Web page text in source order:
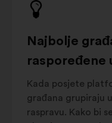
Najbolje
raspoređene
Kada posjete
građana grupiraju
raspravu. Kako bi